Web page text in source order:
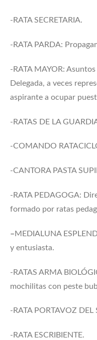
-RATA SECRETARIA.
-RATA PARDA:
-RATA MAYOR:
Delegada, a veces
aspirante a ocupar
-RATAS DE LA
-COMANDO
-CANTORA PASTA
-RATA PEDAGOGA:
formado por ratas
– MEDIALUNA
y entusiasta.
-RATAS ARMA
mochilitas con peste
-RATA PORTAVOZ DEL
-RATA ESCRIBIENTE.